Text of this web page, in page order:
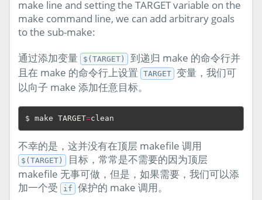
make line and setting the TARGET variable on the
make command line, we can add arbitrary goals
to the sub-make:
通过添加变量
$(TARGET)
到递归 make 的命令行并
且在 make 的命令行上设置
TARGET 变量，我们可
以向子 make 添加任意目标。
$ make TARGET=
不幸的是，这并没有在顶层 makefile 调用
$(TARGET)
目标，常常是不需要的因为顶层
makefile 无事可做，但是，如果需要，我们可以添
加一个受
if 保护的 make 调用。